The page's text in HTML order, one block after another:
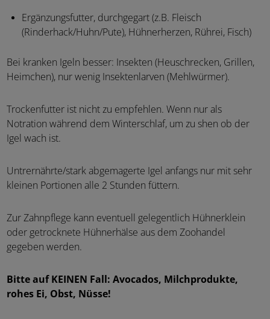
Ergänzungsfutter, durchgegart (z.B. Fleisch
(Rinderhack/Huhn/Pute), Hühnerherzen, Rührei, Fisch)
Bei kranken Igeln besser: Insekten (Heuschrecken, Grillen,
Heimchen), nur wenig Insektenlarven (Mehlwürmer).
Trockenfutter ist nicht zu empfehlen. Wenn nur als
Notration während dem Winterschlaf, um zu shen ob der
Igel wach ist.
Untrernährte/stark abgemagerte Igel anfangs nur mit sehr
kleinen Portionen alle 2 Stunden füttern.
Zur Zahnpflege kann eventuell gelegentlich Hühnerklein
oder getrocknete Hühnerhälse aus dem Zoohandel
gegeben werden.
Bitte auf KEINEN Fall: Avocados, Milchprodukte,
rohes Ei, Obst, Nüsse!